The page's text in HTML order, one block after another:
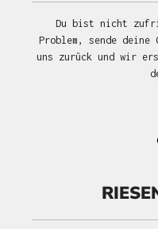
Du bist nicht
Problem, sende deine
uns zurück und wir